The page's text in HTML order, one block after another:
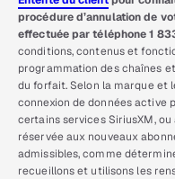
procédure d’annulation de
effectuée par téléphone 1
conditions, contenus et
programmation des chaînes
du forfait. Selon la marque et
connexion de données active
certains services SiriusXM, ou
réservée aux nouveaux
admissibles, comme
recueillons et utilisons les